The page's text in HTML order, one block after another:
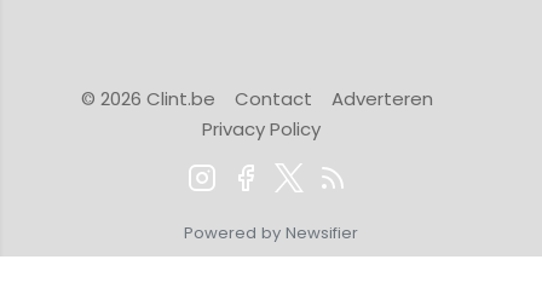
© 2026 Clint.be Contact
Adverteren
Privacy Policy
Powered by Newsifier